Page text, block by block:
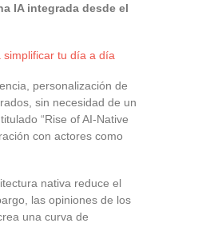
IA integrada desde el
simplificar tu día a día
personalización de
sin necesidad de un
“Rise of AI-Native
con actores como
nativa reduce el
las opiniones de los
una curva de